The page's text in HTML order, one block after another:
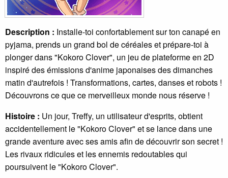
Description : Installe-toi confortablement sur ton canapé en
pyjama, prends un grand bol de céréales et prépare-toi à
plonger dans "Kokoro Clover", un jeu de plateforme en 2D
inspiré des émissions d'anime japonaises des dimanches
matin d'autrefois ! Transformations, cartes, danses et robots !
Découvrons ce que ce merveilleux monde nous réserve !
Histoire : Un jour, Treffy, un utilisateur d'esprits, obtient
accidentellement le "Kokoro Clover" et se lance dans une
grande aventure avec ses amis afin de découvrir son secret !
Les rivaux ridicules et les ennemis redoutables qui
poursuivent le "Kokoro Clover".